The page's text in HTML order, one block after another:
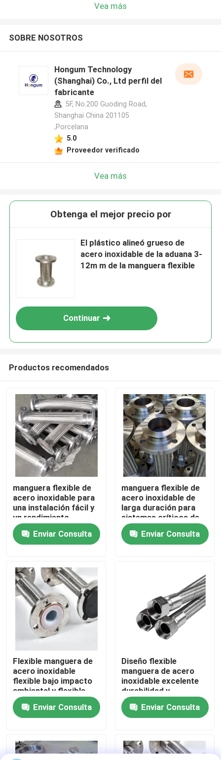
En casa
Productos
Sobre nosotros
recorrido por la fábrica
Control de calidad
Noticias
Casos de trabajo
Solicitar una cita
Diafragma de goma de la válvula
Vea más
SOBRE NOSOTROS
Hongum Technology
(Shanghai) Co., Ltd perfil del
fabricante
5F, No.200 Guoding Road,
Shanghai China 201105
,Porcelana
5.0
Proveedor verificado
Vea más
Obtenga el mejor precio por
El plástico alineó grueso de
acero inoxidable de la aduana 3-
12m m de la manguera flexible
Continuar
Productos recomendados
manguera flexible de
acero inoxidable para
una instalación fácil y
un rendimiento
duradero
Enviar Consulta
manguera flexible de
acero inoxidable de
larga duración para
sistemas críticos de
rendimiento
Enviar Consulta
Flexible manguera de
acero inoxidable
flexible bajo impacto
ambiental y flexible
Enviar Consulta
Diseño flexible
manguera de acero
inoxidable excelente
durabilidad y
versatilidad
Enviar Consulta